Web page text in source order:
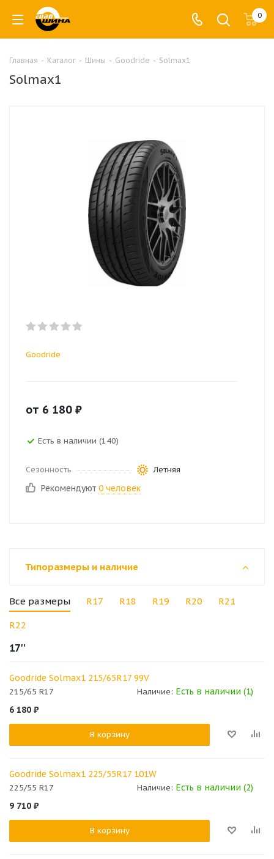
0
Главная - Каталог - Шины - Goodride - Solmax1
Solmax1
Goodride
от 6 180 ₽
Есть в наличии (140)
Сезонность Летняя
Рекомендуют 0 человек
Типоразмеры и наличие
Все размеры R17 R18 R19 R20 R21
R22
17''
Goodride Solmax1 215/65R17 99V
215/65 R17 Наличие: Есть в наличии (1)
6 180 ₽
В корзину
Goodride Solmax1 225/55R17 101W
225/55 R17 Наличие: Есть в наличии (2)
9 710 ₽
В корзину